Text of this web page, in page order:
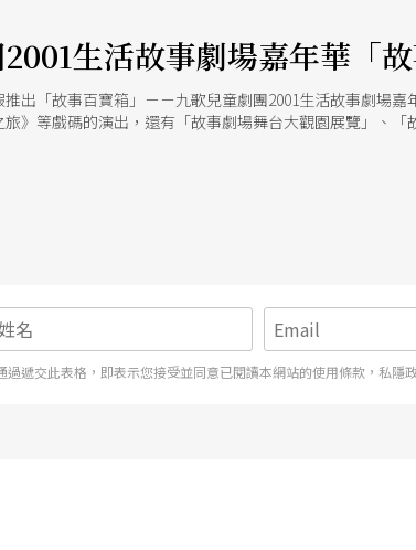
生活故事劇場嘉年華「故
出「故事百寶箱」－－九歌兒童劇團2001生活故事劇場
》等戲碼的演出，還有「故事劇場舞台大觀園展覽」、
過遞交此表格，即表示您接受並同意已閱讀本網站的使用條款，私隱